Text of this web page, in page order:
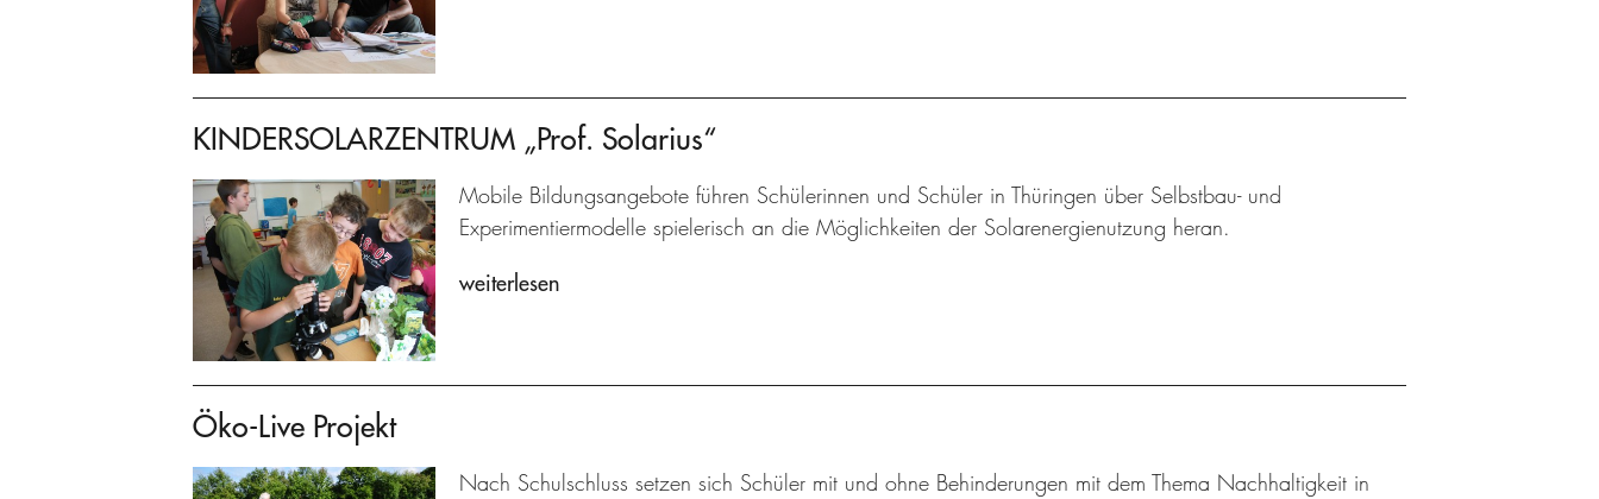
KINDERSOLARZENTRUM „Prof. Solarius“
Mobile Bildungsangebote führen Schülerinnen und Schüler in Thüringen über Selbstbau- und
Experimentiermodelle spielerisch an die Möglichkeiten der Solarenergienutzung heran.
weiterlesen
Öko-Live Projekt
Nach Schulschluss setzen sich Schüler mit und ohne Behinderungen mit dem Thema Nachhaltigkeit in